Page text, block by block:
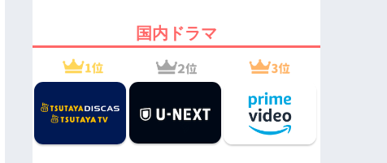
国内ドラマ